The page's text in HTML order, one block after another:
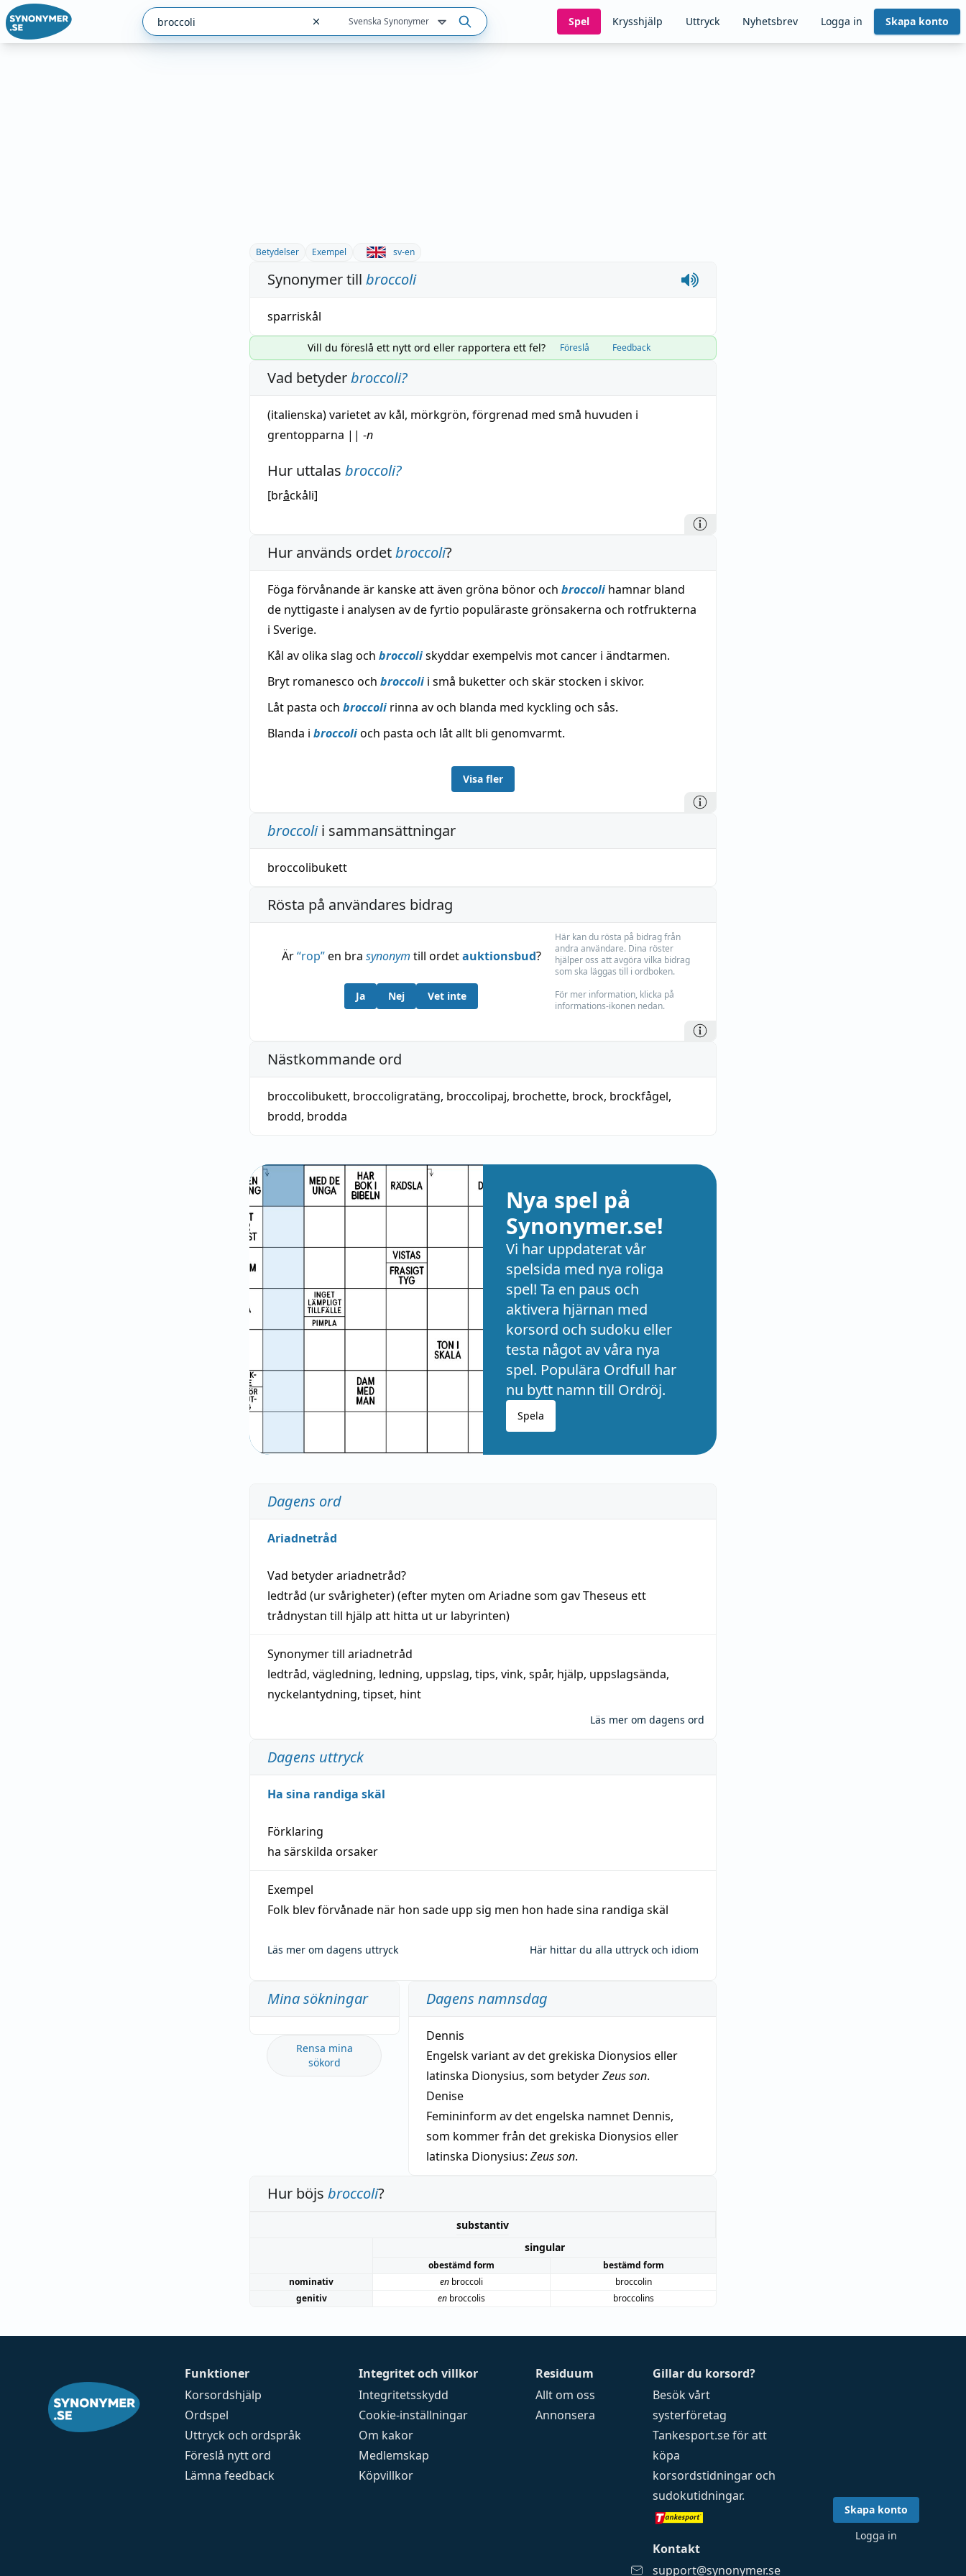
Svenska Synonymer Spel Krysshjälp Uttryck Nyhetsbrev Logga in Skapa konto
Betydelser Exempel sv-en
Synonymer till broccoli
sparriskål
Vill du föreslå ett nytt ord eller rapportera ett fel? Föreslå Feedback
Vad betyderbroccoli?
(italienska)varietetav kål, mörkgrön, förgrenad med små huvuden i
grentopparna || -n
Hur uttalas broccoli?
[bråckåli]
Hur används ordetbroccoli?
Föga förvånande är kanske att även gröna bönor och broccoli hamnar bland
de nyttigaste i analysen av de fyrtio populäraste grönsakerna och rotfrukterna
i Sverige.
Kål av olika slag och broccoliskyddar exempelvis mot cancer i ändtarmen.
Bryt romanesco och broccoli i små buketter och skär stocken i skivor.
Låt pasta och broccoli rinna av och blanda med kyckling och sås.
Blanda i broccolioch pasta och låt allt bli genomvarmt.
Visa fler
broccolii sammansättningar
broccolibukett
Rösta på användares bidrag
Är“rop”en bra synonym till ordetauktionsbud?
Ja Nej Vet inte
Här kan du rösta på bidrag från
andra användare. Dina röster
hjälper oss att avgöra vilka bidrag
som ska läggas till i ordboken.
För mer information, klicka på
informations-ikonen nedan.
Nästkommande ord
broccolibukett, broccoligratäng, broccolipaj, brochette, brock, brockfågel,
brodd, brodda
Nya spel på
Synonymer.se!
Vi har uppdaterat vår
spelsida med nya roliga
spel! Ta en paus och
aktivera hjärnan med
korsord och sudoku eller
testa något av våra nya
spel. Populära Ordfull har
nu bytt namn till Ordröj.
Spela
Dagens ord
Ariadnetråd
Vad betyderariadnetråd?
ledtråd (ur svårigheter) (efter myten om Ariadne som gav Theseus ett
trådnystan till hjälp att hitta ut ur labyrinten)
Synonymer till ariadnetråd
ledtråd, vägledning, ledning, uppslag, tips, vink, spår, hjälp, uppslagsända,
nyckelantydning, tipset, hint
Läs mer om dagens ord
Dagens uttryck
Ha sina randiga skäl
Förklaring
ha särskilda orsaker
Exempel
Folk blev förvånade när hon sade upp sig men hon hade sina randiga skäl
Läs mer om dagens uttryck Här hittar du alla uttryck och idiom
Mina sökningar
Rensa mina
sökord
Dagens namnsdag
Dennis
Engelsk variant av det grekiska Dionysios eller
latinska Dionysius, som betyderZeus son.
Denise
Femininform av det engelska namnet Dennis,
som kommer från det grekiska Dionysios eller
latinska Dionysius: Zeus son.
Hur böjs broccoli?
substantiv
singular
obestämd form
bestämd form
nominativ
en broccoli
broccolin
genitiv
en broccolis broccolins
Funktioner
Korsordshjälp
Ordspel
Uttryck och ordspråk
Föreslå nytt ord
Lämna feedback
Integritet och villkor
Integritetsskydd
Cookie-inställningar
Om kakor
Medlemskap
Köpvillkor
Residuum
Allt om oss
Annonsera
Gillar du korsord?
Besök vårt
systerföretag
Tankesport.seför att
köpa
korsordstidningar och
sudokutidningar.
Kontakt
support@synonymer.se
Skapa konto
Logga in